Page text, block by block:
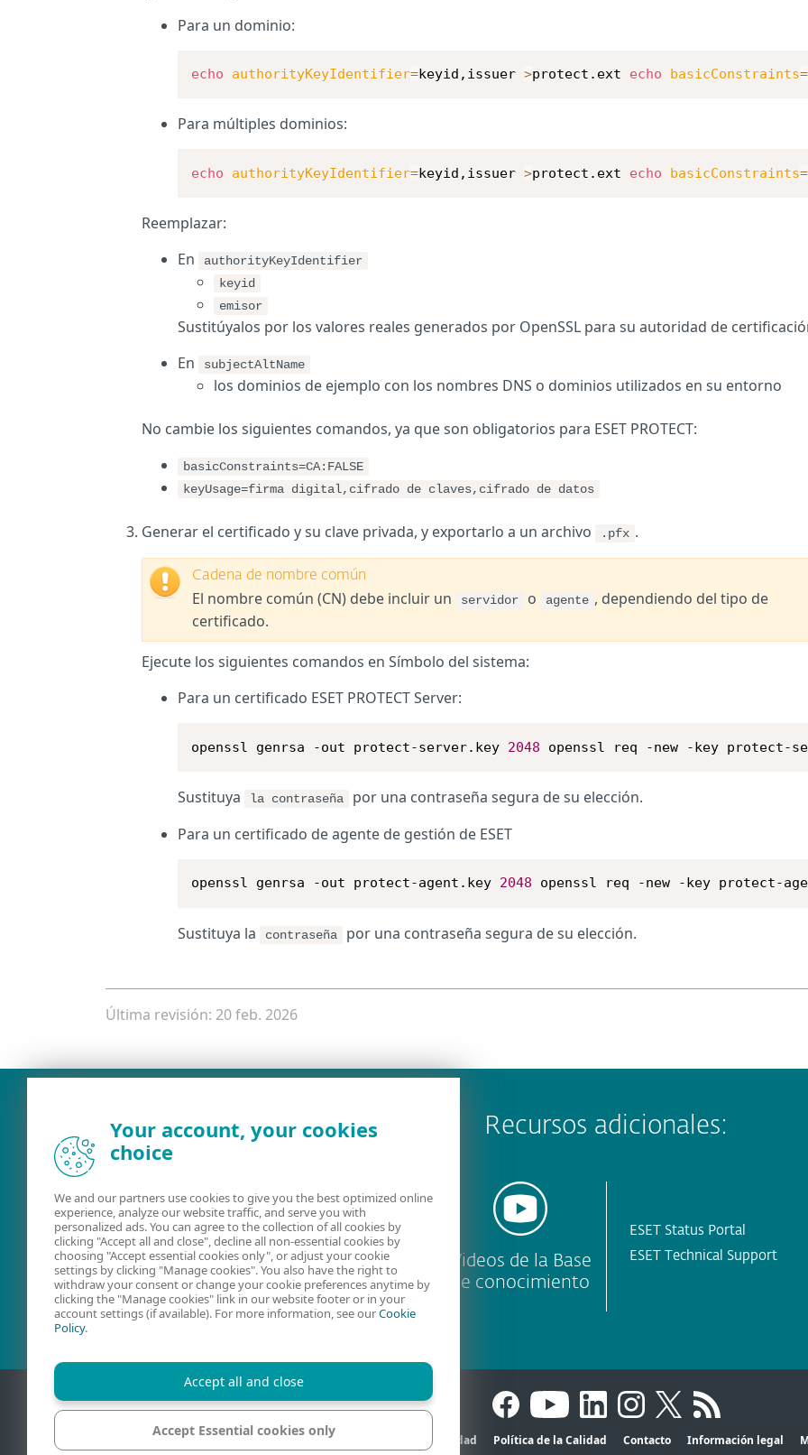
Para un dominio:
echo authorityKeyIdentifier=keyid,issuer >protect.ext echo basicConstraints=
Para múltiples dominios:
echo authorityKeyIdentifier=keyid,issuer >protect.ext echo basicConstraints=
Reemplazar:
En
authorityKeyIdentifier
keyid
emisor
Sustitúyalos por los valores reales generados por OpenSSL para su autoridad de
En
subjectAltName
los dominios de ejemplo con los nombres DNS o dominios utilizados en su entorno
No cambie los siguientes comandos, ya que son obligatorios para ESET PROTECT:
basicConstraints=CA:FALSE
keyUsage=firma digital,cifrado de claves,cifrado de datos
Generar el certificado y su clave privada, y exportarlo a un archivo .pfx .
Cadena de nombre común
El nombre común (CN) debe incluir un servidor o agente , dependiendo del tipo de
certificado.
Ejecute los siguientes comandos en Símbolo del sistema:
Para un certificado ESET PROTECT Server:
openssl genrsa -out protect-server.key 2048 openssl req -new -key protect-
Sustituya la contraseña
por una contraseña segura de su elección.
Para un certificado de agente de gestión de ESET
openssl genrsa -out protect-agent.key 2048 openssl req -new -key protect-
Sustituya la contraseña por una contraseña segura de su elección.
Última revisión: 20 feb. 2026
Recursos adicionales:
Ayuda online Foros de ESET
Videos de la Base
de conocimiento
ESET Status Portal
ESET Technical Support
Código de ética Privacidad Política de la Calidad Contacto Información legal
Your account, your cookies
choice
We and our partners use cookies to give you the best optimized online
experience, analyze our website traffic, and serve you with
personalized ads. You can agree to the collection of all cookies by
clicking "Accept all and close", decline all non-essential cookies by
choosing "Accept essential cookies only", or adjust your cookie
settings by clicking "Manage cookies". You also have the right to
withdraw your consent or change your cookie preferences anytime by
clicking the "Manage cookies" link in our website footer or in your
account settings (if available). For more information, see ourCookie
Policy.
Accept all and close
Accept Essential cookies only